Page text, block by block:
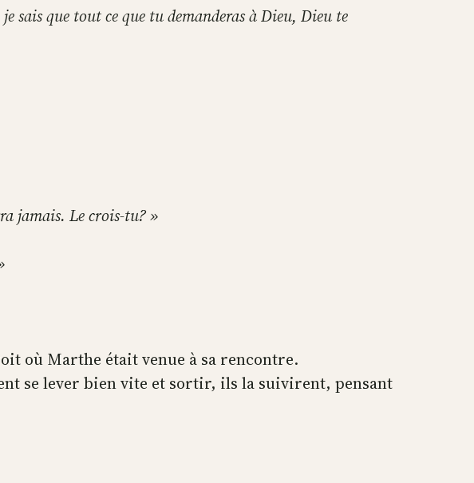
sais que tout ce que tu demanderas à Dieu, Dieu te
jamais. Le crois-tu? »
où Marthe était venue à sa rencontre.
se lever bien vite et sortir, ils la suivirent, pensant